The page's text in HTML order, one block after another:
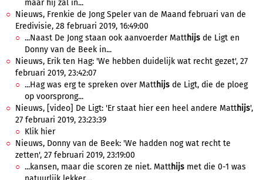
maar hij zal in...
Nieuws, Frenkie de Jong Speler van de Maand februari van de
Eredivisie, 28 februari 2019, 16:49:00
...Naast De Jong staan ook aanvoerder Matthijs de Ligt en
Donny van de Beek in...
Nieuws, Erik ten Hag: 'We hebben duidelijk wat recht gezet', 27
februari 2019, 23:42:07
...Hag was erg te spreken over Matthijs de Ligt, die de ploeg
op voorsprong...
Nieuws, [video] De Ligt: 'Er staat hier een heel andere Matthijs',
27 februari 2019, 23:23:39
Klik hier
Nieuws, Donny van de Beek: 'We hadden nog wat recht te
zetten', 27 februari 2019, 23:19:00
...kansen, maar die scoren ze niet. Matthijs met die 0-1 was